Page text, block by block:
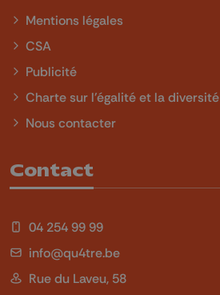
Mentions légales
CSA
Publicité
Charte sur l'égalité et la diversité
Nous contacter
Contact
04 254 99 99
info@qu4tre.be
Rue du Laveu, 58